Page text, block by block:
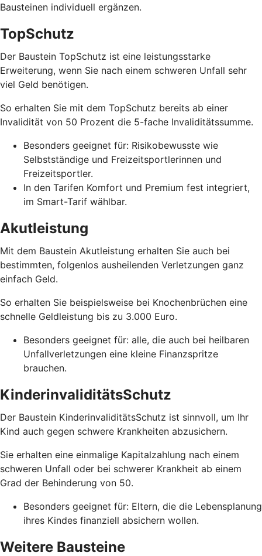
Bausteinen individuell ergänzen.
TopSchutz
Der Baustein TopSchutz ist eine leistungsstarke
Erweiterung, wenn Sie nach einem schweren Unfall sehr
viel Geld benötigen.
So erhalten Sie mit dem TopSchutz bereits ab einer
Invalidität von 50 Prozent die 5-fache Invaliditätssumme.
Besonders geeignet für: Risikobewusste wie
Selbstständige und Freizeitsportlerinnen und
Freizeitsportler.
In den Tarifen Komfort und Premium fest integriert,
im Smart-Tarif wählbar.
Akutleistung
Mit dem Baustein Akutleistung erhalten Sie auch bei
bestimmten, folgenlos ausheilenden Verletzungen ganz
einfach Geld.
So erhalten Sie beispielsweise bei Knochenbrüchen eine
schnelle Geldleistung bis zu 3.000 Euro.
Besonders geeignet für: alle, die auch bei heilbaren
Unfallverletzungen eine kleine Finanzspritze
brauchen.
KinderinvaliditätsSchutz
Der Baustein KinderinvaliditätsSchutz ist sinnvoll, um Ihr
Kind auch gegen schwere Krankheiten abzusichern.
Sie erhalten eine einmalige Kapitalzahlung nach einem
schweren Unfall oder bei schwerer Krankheit ab einem
Grad der Behinderung von 50.
Besonders geeignet für: Eltern, die die Lebensplanung
ihres Kindes finanziell absichern wollen.
Weitere Bausteine